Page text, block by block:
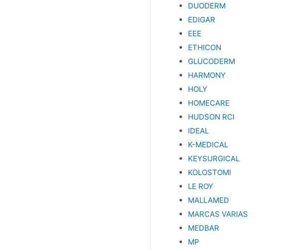
DUODERM
EDIGAR
EEE
ETHICON
GLUCODERM
HARMONY
HOLY
HOMECARE
HUDSON RCI
IDEAL
K-MEDICAL
KEYSURGICAL
KOLOSTOMI
LE ROY
MALLAMED
MARCAS VARIAS
MEDBAR
MP